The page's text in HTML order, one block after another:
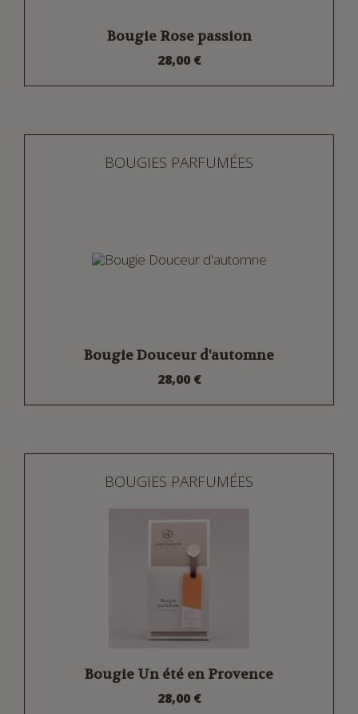
Bougie Rose passion
28,00 €
BOUGIES PARFUMÉES
Bougie Douceur d'automne
28,00 €
BOUGIES PARFUMÉES
Bougie Un été en Provence
28,00 €